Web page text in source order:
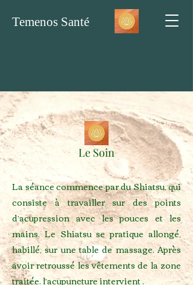
Temenos Santé
Le Soin
La séance commence par du Shiatsu, qui
consiste à travailler sur des points
d’acupression avec les pouces et les
mains. Le Shiatsu se pratique allongé,
habillé, sur une table de massage. Après
avoir retroussé les vêtements de la zone
traitée. l’acupuncture intervient .